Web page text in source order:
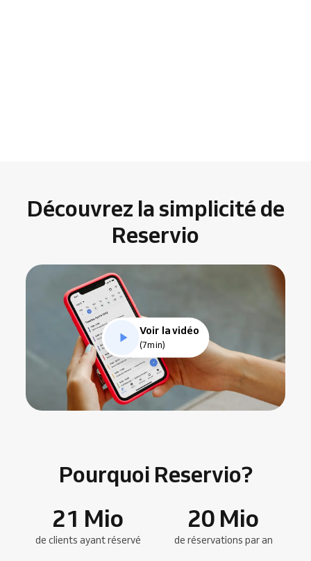
Découvrez la simplicité de
Reservio
Voir la vidéo
(7min)
Pourquoi Reservio?
21 Mio
de clients ayant réservé
20 Mio
de réservations par an